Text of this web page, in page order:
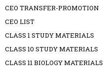
CEO TRANSFER-PROMOTION
CEO LIST
CLASS 1 STUDY MATERIALS
CLASS 10 STUDY MATERIALS
CLASS 11 BIOLOGY MATERIALS